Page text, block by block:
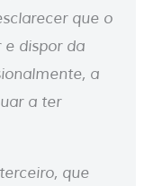
que o
dispor da
a
a ter
que